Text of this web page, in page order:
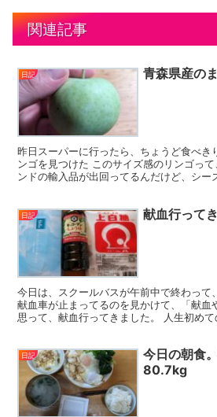
関連記事
日記 青森県産の
昨日スーパーに行ったら、ちょうど食べき
ンゴを見つけた このサイズ感のリンゴっ
ンドの輸入品が出回ってるんだけど、シー
日記 献血行って
今日は、スクールバスが午前中で終わって
献血車が止まってるのを見かけて、「献血
思って、献血行ってきました。 人生初め
日記
今日の朝食
80.7kg